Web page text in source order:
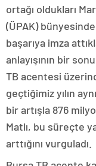
ortağı oldukları
(ÜPAK)
başarıya imza
anlayışının bir
TB acentesi
geçtiğimiz yılın
bir artışla 876
Matlı, bu süreçte
arttığını vurguladı.